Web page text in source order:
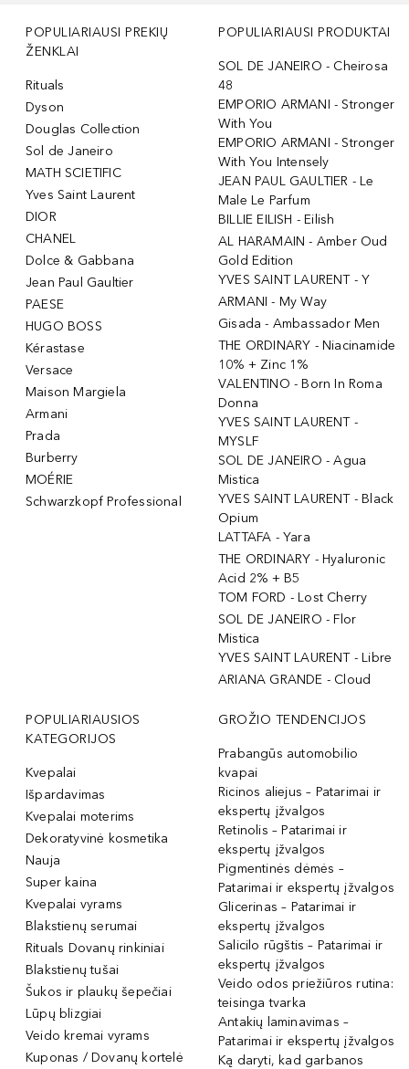
POPULIARIAUSI PREKIŲ
ŽENKLAI
Rituals
Dyson
Douglas Collection
Sol de Janeiro
MATH SCIETIFIC
Yves Saint Laurent
DIOR
CHANEL
Dolce & Gabbana
Jean Paul Gaultier
PAESE
HUGO BOSS
Kérastase
Versace
Maison Margiela
Armani
Prada
Burberry
MOÉRIE
Schwarzkopf Professional
POPULIARIAUSI PRODUKTAI
SOL DE JANEIRO - Cheirosa
48
EMPORIO ARMANI - Stronger
With You
EMPORIO ARMANI - Stronger
With You Intensely
JEAN PAUL GAULTIER - Le
Male Le Parfum
BILLIE EILISH - Eilish
AL HARAMAIN - Amber Oud
Gold Edition
YVES SAINT LAURENT - Y
ARMANI - My Way
Gisada - Ambassador Men
THE ORDINARY - Niacinamide
10% + Zinc 1%
VALENTINO - Born In Roma
Donna
YVES SAINT LAURENT -
MYSLF
SOL DE JANEIRO - Agua
Mistica
YVES SAINT LAURENT - Black
Opium
LATTAFA - Yara
THE ORDINARY - Hyaluronic
Acid 2% + B5
TOM FORD - Lost Cherry
SOL DE JANEIRO - Flor
Mistica
YVES SAINT LAURENT - Libre
ARIANA GRANDE - Cloud
POPULIARIAUSIOS
KATEGORIJOS
Kvepalai
Išpardavimas
Kvepalai moterims
Dekoratyvinė kosmetika
Nauja
Super kaina
Kvepalai vyrams
Blakstienų serumai
Rituals Dovanų rinkiniai
Blakstienų tušai
Šukos ir plaukų šepečiai
Lūpų blizgiai
Veido kremai vyrams
Kuponas / Dovanų kortelė
GROŽIO TENDENCIJOS
Prabangūs automobilio
kvapai
Ricinos aliejus – Patarimai ir
ekspertų įžvalgos
Retinolis – Patarimai ir
ekspertų įžvalgos
Pigmentinės dėmės –
Patarimai ir ekspertų įžvalgos
Glicerinas – Patarimai ir
ekspertų įžvalgos
Salicilo rūgštis – Patarimai ir
ekspertų įžvalgos
Veido odos priežiūros rutina:
teisinga tvarka
Antakių laminavimas –
Patarimai ir ekspertų įžvalgos
Ką daryti, kad garbanos